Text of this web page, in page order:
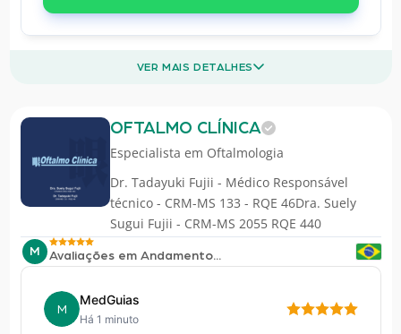
VER MAIS DETALHES
OFTALMO CLÍNICA
Especialista em Oftalmologia
Dr. Tadayuki Fujii - Médico Responsável
técnico - CRM-MS 133 - RQE 46Dra. Suely
Sugui Fujii - CRM-MS 2055 RQE 440
M Avaliações em Andamento...
M
MedGuias
Há 1 minuto